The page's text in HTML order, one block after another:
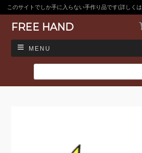
このサイトでしか手に入らない手作り品です(詳しくは
FREE HAND
MENU